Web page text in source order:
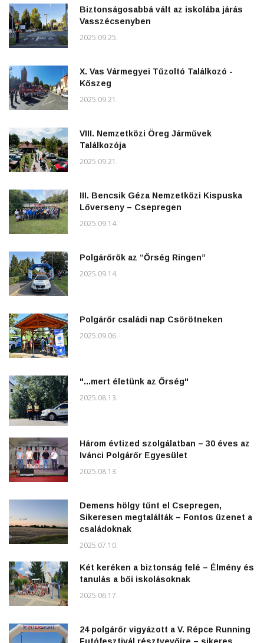
Biztonságosabbá vált az iskolába járás
Vasszécsenyben
2025.09.25.
X. Vas Vármegyei Tűzoltó Találkozó -
Kőszeg
2025.09.21.
VIII. Nemzetközi Öreg Járművek
Találkozója
2025.09.21.
III. Bencsik Géza Nemzetközi Kispuska
Lőverseny – Csepregen
2025.09.14.
Polgárőrök az “Őrség Ringen”
2025.09.14.
Polgárőr családi nap Csörötneken
2025.09.06.
"...mert életünk az Őrség"
2025.08.13.
Három évtized szolgálatban – 30 éves az
Ivánci Polgárőr Egyesület
2025.08.13.
Demens hölgy tűnt el Csepregen,
Sikeresen megtalálták – Fontos üzenet a
családoknak
2025.07.10.
Két keréken a biztonság felé – Élmény és
tanulás a bői iskolásoknak
2025.06.17.
24 polgárőr vigyázott a V. Répce Running